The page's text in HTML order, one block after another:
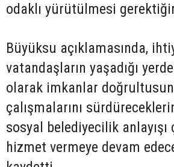
odaklı yürütülmesi
Büyüksu açıklamasında,
vatandaşların yaşadığı
olarak imkanlar
çalışmalarını
sosyal belediyecilik anlayışı
hizmet vermeye devam